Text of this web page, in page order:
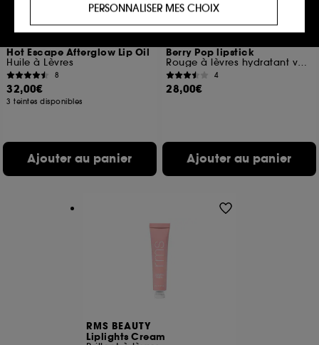
Hot Escape Afterglow Lip Oil
Huile à Lèvres
8
32,00€
3 teintes disponibles
Ajouter au panier
Berry Pop lipstick
Rouge à lèvres hydratant voluptueux et crémeux
4
28,00€
Ajouter au panier
RMS BEAUTY
Liplights Cream
proposer des offres promotionnelles adaptées à
votre profil.
Cookies réseaux sociaux et publicité :ils sont
utilisés pour vous présenter du contenu susceptible
de vous plaire via des publicités, y compris sur des
sites tiers et sur les réseaux sociaux, sur la base
des pages que vous avez consultées, de votre
Cookies de mesure d’audience :
permettent de réaliser des statistiques de
fréquentation et de navigation sur notre site afin
Cookies de sécurisation des paiements en ligne :
ils nous permettent de lutter notamment contre les
fraudes aux moyens de paiement et les
cookies d’authentification qui sont utilisés afin de
vous faire bénéficier de l’authentification
PERSONNALISER MES CHOIX